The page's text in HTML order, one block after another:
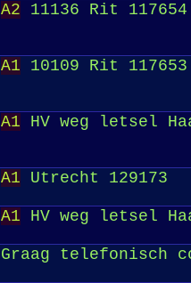
A2 11136 Rit 117654
A1 10109 Rit 117653
A1 HV weg letsel
A1 Utrecht 129173
A1 HV weg letsel
Graag telefonisch